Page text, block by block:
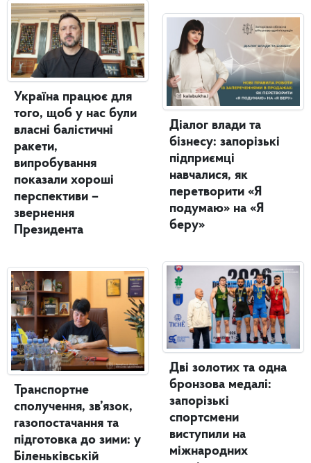
Україна працює для
того, щоб у нас були
власні балістичні
ракети,
випробування
показали хороші
перспективи –
звернення
Президента
Транспортне
сполучення, зв’язок,
газопостачання та
підготовка до зими: у
Біленьківській
Діалог влади та
бізнесу: запорізькі
підприємці
навчалися, як
перетворити «Я
подумаю» на «Я
беру»
Дві золотих та одна
бронзова медалі:
запорізькі
спортсмени
виступили на
міжнародних